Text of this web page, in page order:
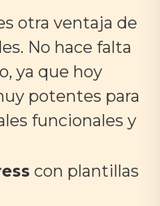
otra ventaja de
No hace falta
ya que hoy
potentes para
funcionales y
con plantillas